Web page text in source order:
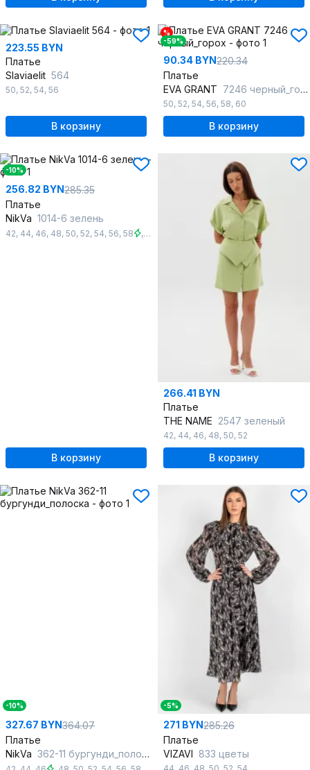
223.55 BYN
Платье
Slaviaelit 564
50, 52, 54, 56
В корзину
%
-59%
90.34 BYN220.34
Платье
EVA GRANT 7246 черный_горох
50, 52, 54, 56, 58, 60
В корзину
-10%
256.82 BYN285.35
Платье
NikVa 1014-6 зелень
42, 44, 46, 48, 50, 52, 54, 56, 58 , 60
В корзину
266.41 BYN
Платье
THE NAME 2547 зеленый
42, 44, 46, 48, 50, 52
В корзину
-10%
327.67 BYN364.07
Платье
NikVa 362-11 бургунди_полоска
-5%
271 BYN285.26
Платье
VIZAVI 833 цветы